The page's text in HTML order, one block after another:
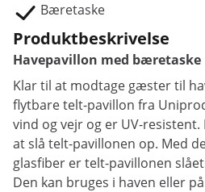
Bæretaske
Produktbeskrivelse
Havepavillon med bæretaske
Klar til at modtage gæster til
flytbare telt-pavillon fra
vind og vejr og er UV-
at slå telt-pavillonen op. Med
glasfiber er telt-pavillonen
Den kan bruges i haven eller